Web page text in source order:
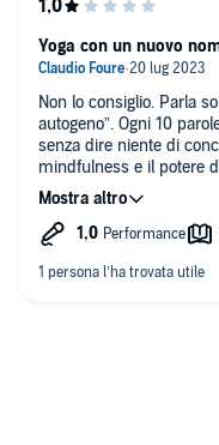
Non lo consiglio. Parla
autogeno”. Ogni 10
senza dire niente di
mindfulness e il potere
un miscuglio di queste
nuovo.
Yoga con un nuovo